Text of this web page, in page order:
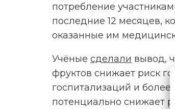
потребление
последние 12 месяцев,
оказанные им
Учёные сделали вывод,
фруктов снижает риск
госпитализаций и
потенциально снижает